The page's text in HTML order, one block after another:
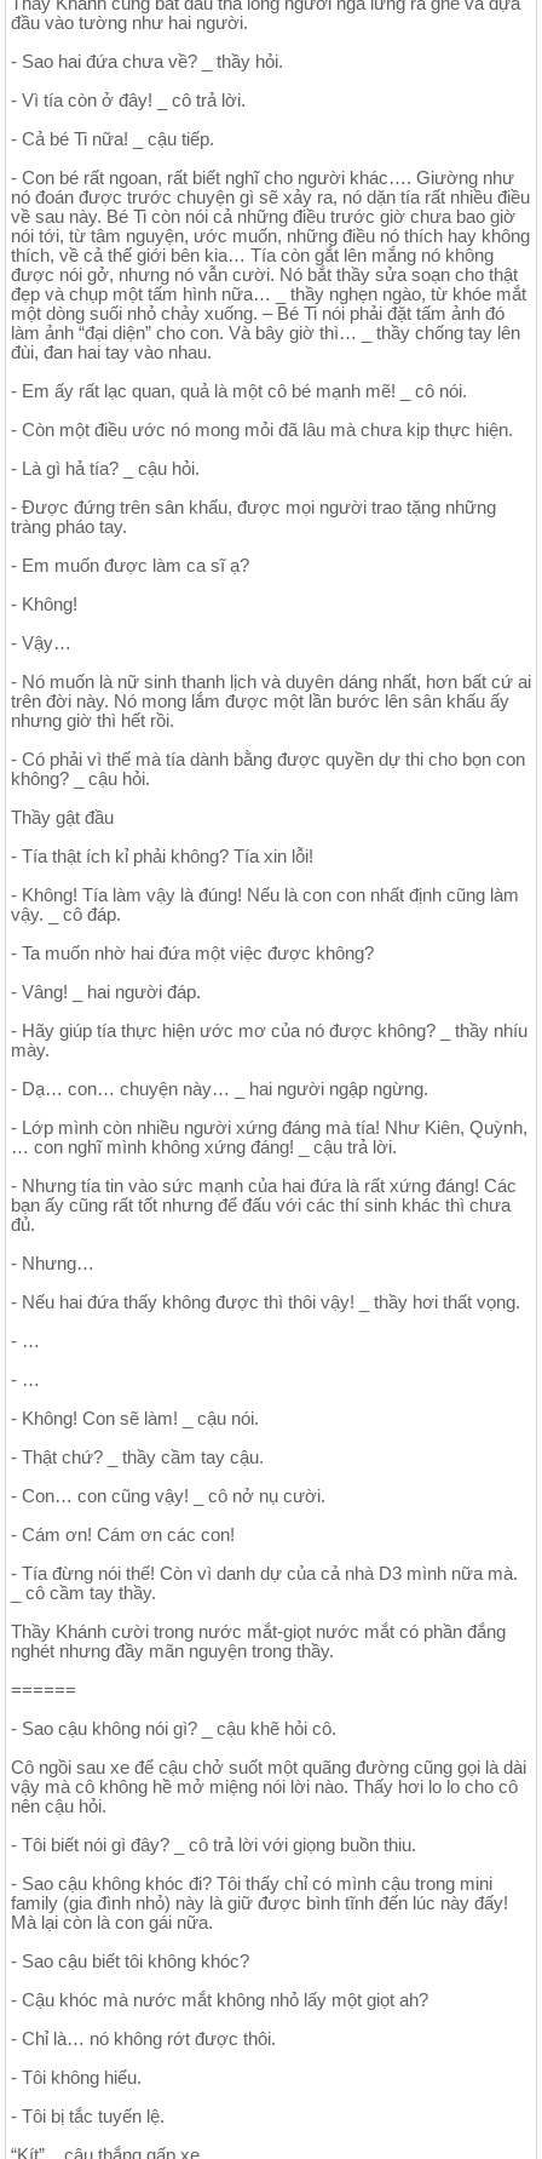
đầu vào tường như hai người.
- Sao hai đứa chưa về? _ thầy hỏi.
- Vì tía còn ở đây! _ cô trả lời.
- Cả bé Ti nữa! _ cậu tiếp.
- Con bé rất ngoan, rất biết nghĩ cho người khác…. Giường như
nó đoán được trước chuyện gì sẽ xảy ra, nó dặn tía rất nhiều điều
về sau này. Bé Ti còn nói cả những điều trước giờ chưa bao giờ
nói tới, từ tâm nguyện, ước muốn, những điều nó thích hay không
thích, về cả thế giới bên kia… Tía còn gắt lên mắng nó không
được nói gở, nhưng nó vẫn cười. Nó bắt thầy sửa soạn cho thật
đẹp và chụp một tấm hình nữa… _ thầy nghẹn ngào, từ khóe mắt
một dòng suối nhỏ chảy xuống. – Bé Ti nói phải đặt tấm ảnh đó
làm ảnh “đại diện” cho con. Và bây giờ thì… _ thầy chống tay lên
đùi, đan hai tay vào nhau.
- Em ấy rất lạc quan, quả là một cô bé mạnh mẽ! _ cô nói.
- Còn một điều ước nó mong mỏi đã lâu mà chưa kịp thực hiện.
- Là gì hả tía? _ cậu hỏi.
- Được đứng trên sân khấu, được mọi người trao tặng những
tràng pháo tay.
- Em muốn được làm ca sĩ ạ?
- Không!
- Vậy…
- Nó muốn là nữ sinh thanh lịch và duyên dáng nhất, hơn bất cứ ai
trên đời này. Nó mong lắm được một lần bước lên sân khấu ấy
nhưng giờ thì hết rồi.
- Có phải vì thế mà tía dành bằng được quyền dự thi cho bọn con
không? _ cậu hỏi.
Thầy gật đầu
- Tía thật ích kỉ phải không? Tía xin lỗi!
- Không! Tía làm vậy là đúng! Nếu là con con nhất định cũng làm
vậy. _ cô đáp.
- Ta muốn nhờ hai đứa một việc được không?
- Vâng! _ hai người đáp.
- Hãy giúp tía thực hiện ước mơ của nó được không? _ thầy nhíu
mày.
- Dạ… con… chuyện này… _ hai người ngập ngừng.
- Lớp mình còn nhiều người xứng đáng mà tía! Như Kiên, Quỳnh,
… con nghĩ mình không xứng đáng! _ cậu trả lời.
- Nhưng tía tin vào sức mạnh của hai đứa là rất xứng đáng! Các
bạn ấy cũng rất tốt nhưng để đấu với các thí sinh khác thì chưa
đủ.
- Nhưng…
- Nếu hai đứa thấy không được thì thôi vậy! _ thầy hơi thất vọng.
- …
- …
- Không! Con sẽ làm! _ cậu nói.
- Thật chứ? _ thầy cầm tay cậu.
- Con… con cũng vậy! _ cô nở nụ cười.
- Cám ơn! Cám ơn các con!
- Tía đừng nói thế! Còn vì danh dự của cả nhà D3 mình nữa mà.
_ cô cầm tay thầy.
Thầy Khánh cười trong nước mắt-giọt nước mắt có phần đắng
nghét nhưng đầy mãn nguyện trong thầy.
======
- Sao cậu không nói gì? _ cậu khẽ hỏi cô.
Cô ngồi sau xe để cậu chở suốt một quãng đường cũng gọi là dài
vậy mà cô không hề mở miệng nói lời nào. Thấy hơi lo lo cho cô
nên cậu hỏi.
- Tôi biết nói gì đây? _ cô trả lời với giọng buồn thiu.
- Sao cậu không khóc đi? Tôi thấy chỉ có mình cậu trong mini
family (gia đình nhỏ) này là giữ được bình tĩnh đến lúc này đấy!
Mà lại còn là con gái nữa.
- Sao cậu biết tôi không khóc?
- Cậu khóc mà nước mắt không nhỏ lấy một giọt ah?
- Chỉ là… nó không rớt được thôi.
- Tôi không hiểu.
- Tôi bị tắc tuyến lệ.
“Kít” _ cậu thắng gấp xe.